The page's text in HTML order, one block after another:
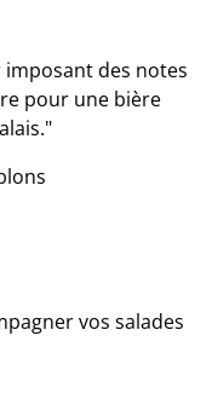
imposant des notes
pour une bière
vos salades